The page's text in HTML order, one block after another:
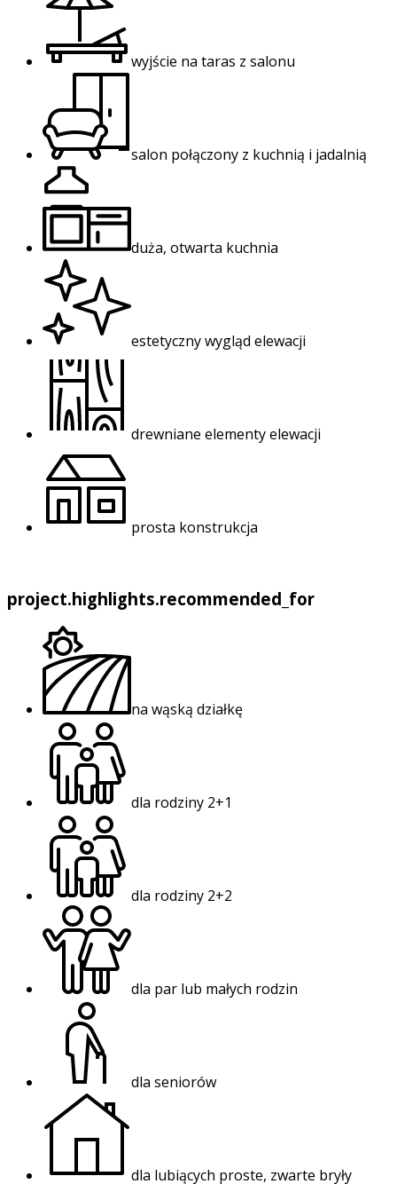
wyjście na taras z salonu
salon połączony z kuchnią i jadalnią
duża, otwarta kuchnia
estetyczny wygląd elewacji
drewniane elementy elewacji
prosta konstrukcja
project.highlights.recommended_for
na wąską działkę
dla rodziny 2+1
dla rodziny 2+2
dla par lub małych rodzin
dla seniorów
dla lubiących proste, zwarte bryły